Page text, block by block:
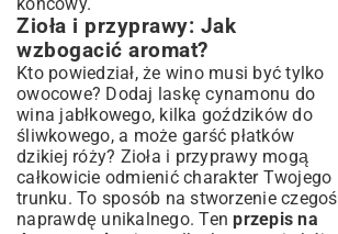
Zioła i przyprawy: Jak
wzbogacić aromat?
Kto powiedział, że wino musi być tylko
owocowe? Dodaj laskę cynamonu do
wina jabłkowego, kilka goździków do
śliwkowego, a może garść płatków
dzikiej róży? Zioła i przyprawy mogą
całkowicie odmienić charakter Twojego
trunku. To sposób na stworzenie czegoś
naprawdę unikalnego. Tenprzepis na